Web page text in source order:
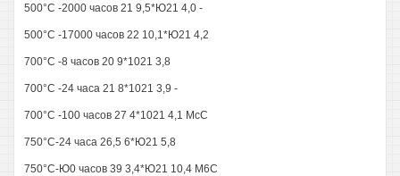
500°С -2000 часов 21 9,5*Ю21 4,0 -
500°С -17000 часов 22 10,1*Ю21 4,2
700°С -8 часов 20 9*1021 3,8
700°С -24 часа 21 8*1021 3,9 -
700°С -100 часов 27 4*1021 4,1 МсС
750°С-24 часа 26,5 6*Ю21 5,8
750°С-Ю0 часов 39 3,4*Ю21 10,4 М6С